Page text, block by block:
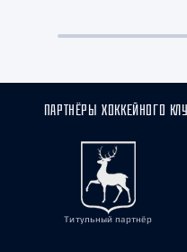
ПАРТНЁРЫ ХОККЕЙНОГО
Титульный партнёр